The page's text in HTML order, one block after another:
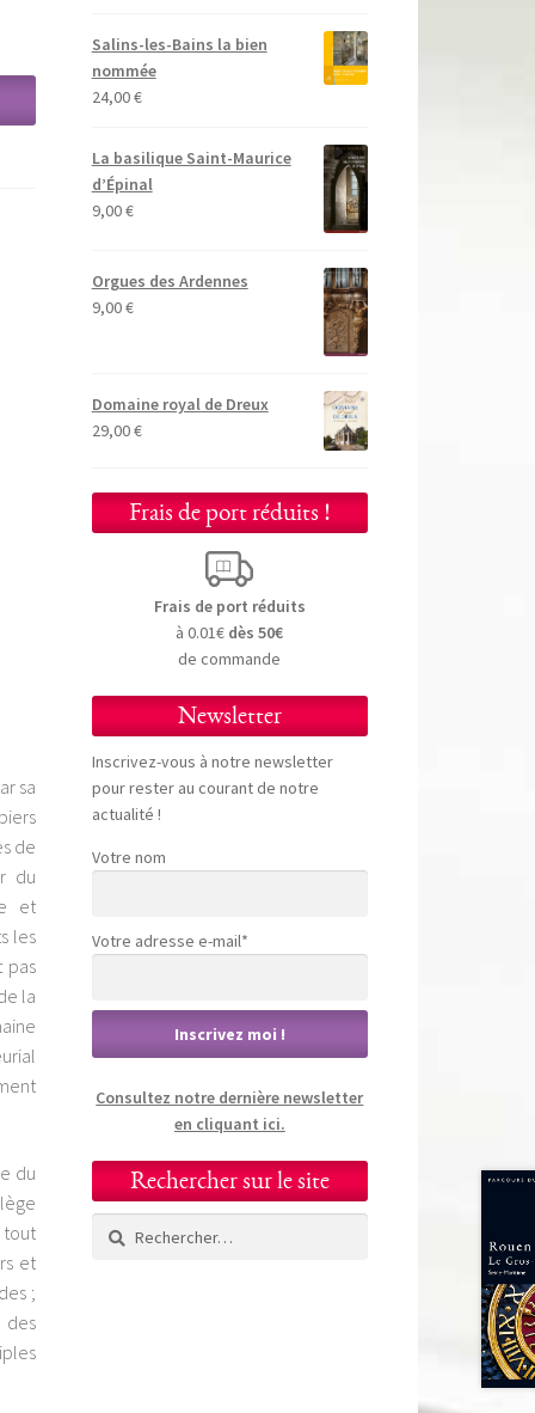
sa
de
du
et
les
pas
la
du
et
;
des
Salins-les-Bains la bien
nommée
24,00€
La basilique Saint-Maurice
d’Épinal
9,00€
Orgues des Ardennes
9,00€
Domaine royal de Dreux
29,00€
Frais de port réduits !
Frais de port réduits
à 0.01€ dès 50€
de commande
Newsletter
Inscrivez-vous à notre newsletter
pour rester au courant de notre
actualité !
Votre nom
Votre adresse e-mail*
Consultez notre dernière newsletter
en cliquant ici.
Rechercher sur le site
Rechercher :